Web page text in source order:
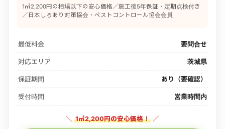
1㎡2,200円の相場以下の安心価格／施工後5年保証・定期点検付き
／日本しろあり対策協会・ペストコントロール協会会員
最低料金 要問合せ
対応エリア 茨城県
保証期間 あり（要確認）
受付時間 営業時間内
＼ 1㎡2,200円の安心価格！ ／